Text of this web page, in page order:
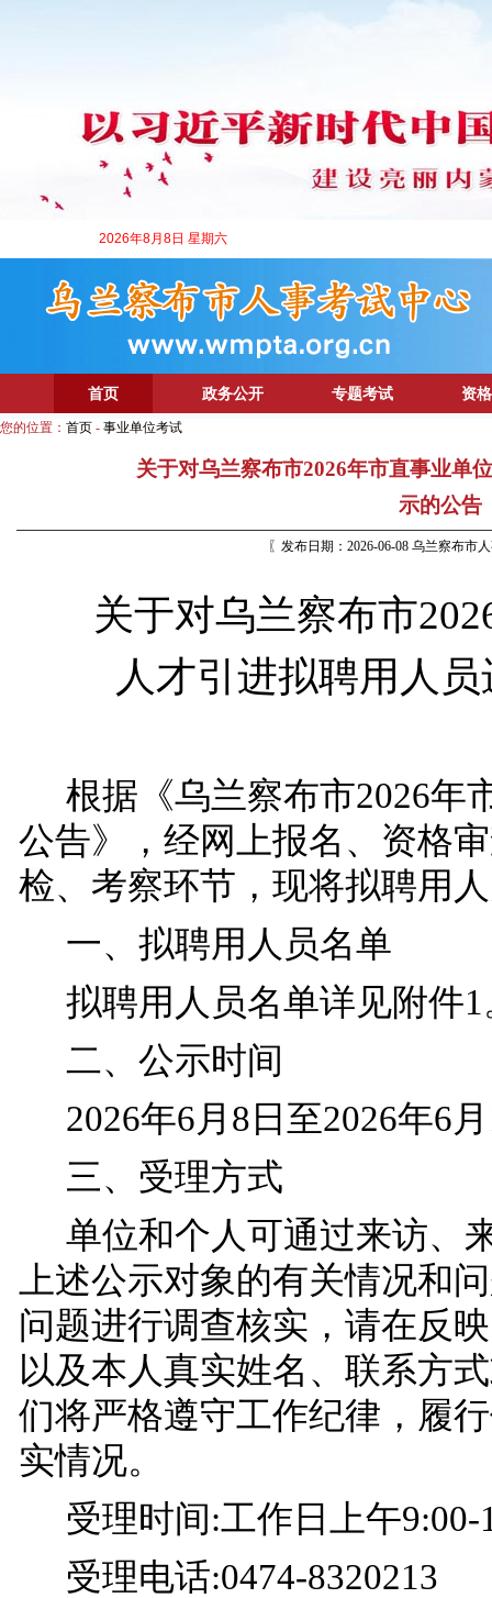
2026年8月8日 星期六
首页 政务公开 专题考试 资
您的位置： 首页 - 事业单位考试
关于对乌兰察布市2026年市直事业单
示的公告
〖发布日期：2026-06-08 乌兰察布市
关于对乌兰察布市
人才引进拟聘用人
根据《乌兰察布市2026年
公告》，经网上报名、资格
检、考察环节，现将拟聘用
一、拟聘用人员名单
拟聘用人员名单详见附件1
二、公示时间
2026年6月8 日至2026年6月
三、受理方式
单位和个人可通过来访、
上述公示对象的有关情况和
问题进行调查核实，请在反
以及本人真实姓名、联系方
们将严格遵守工作纪律，履
实情况。
受理时间:工作日上午9:00-
受理电话:0474-8320213